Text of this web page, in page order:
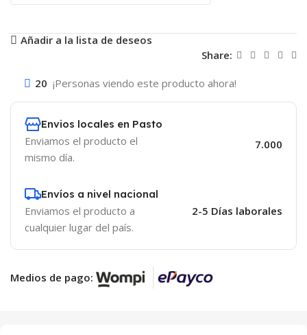
Añadir a la lista de deseos
Share:
20 ¡Personas viendo este producto ahora!
Envios locales en Pasto
Enviamos el producto el
mismo día.
7.000
Envíos a nivel nacional
Enviamos el producto a
cualquier lugar del país.
2-5 Días laborales
Medios de pago: